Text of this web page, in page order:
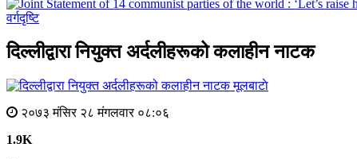
वर्गदृष्टि
दिल्लीद्वारा नियुक्त अर्दलीहरूको कलाहीन नाटक
मूलबाटाे
२०७३ मंसिर २८ मंगलवार ०८:०६
1.9K